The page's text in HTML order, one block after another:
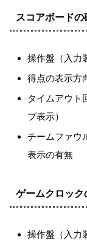
スコアボードの
操作盤（入力
得点の表示方
タイムアウト
プ表示）
チームファウ
表示の有無
ゲームクロック
操作盤（入力